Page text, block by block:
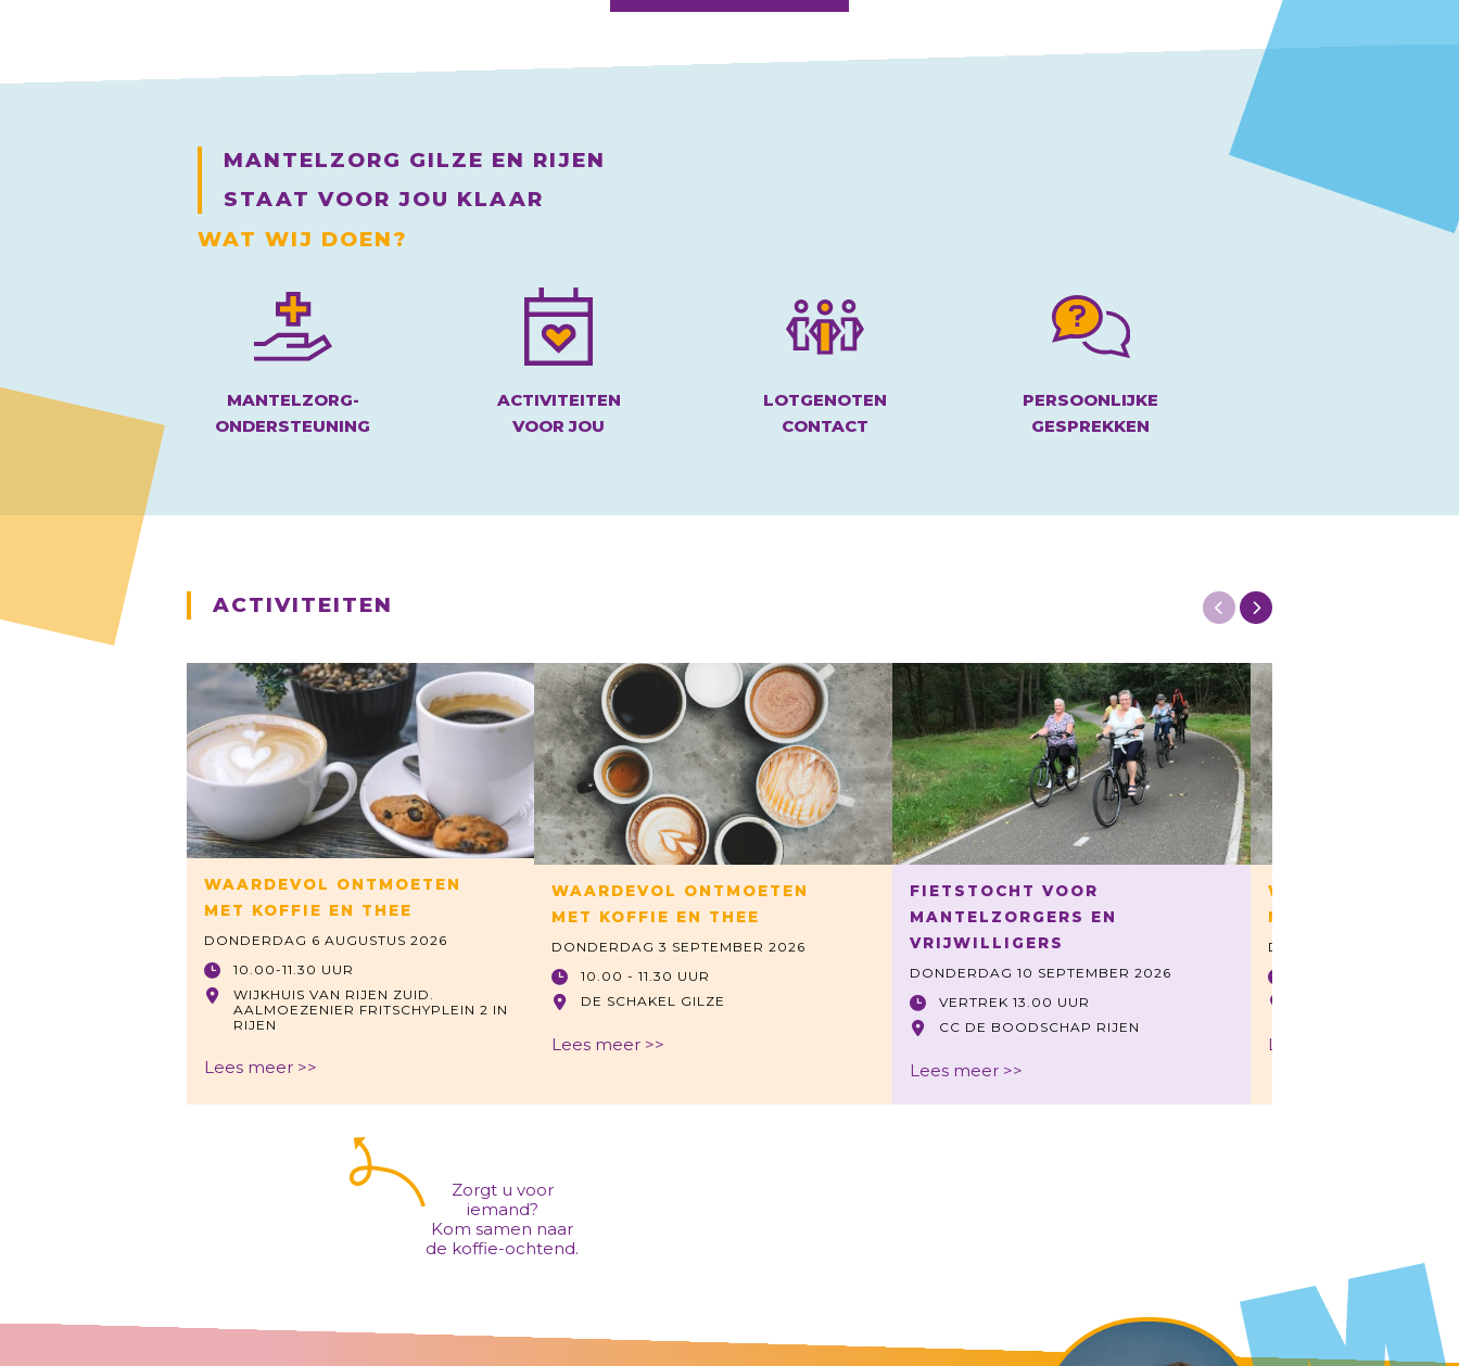
MANTELZORG GILZE EN RIJEN
STAAT VOOR JOU KLAAR
WAT WIJ DOEN?
MANTELZORG-
ONDERSTEUNING
ACTIVITEITEN
VOOR JOU
LOTGENOTEN
CONTACT
PERSOONLIJKE
GESPREKKEN
ACTIVITEITEN
WAARDEVOL ONTMOETEN
MET KOFFIE EN THEE
DONDERDAG 6 AUGUSTUS 2026
10.00-11.30 UUR
WIJKHUIS VAN RIJEN ZUID.
AALMOEZENIER FRITSCHYPLEIN 2 IN
RIJEN
Lees meer >>
WAARDEVOL ONTMOETEN
MET KOFFIE EN THEE
DONDERDAG 3 SEPTEMBER 2026
10.00 - 11.30 UUR
DE SCHAKEL GILZE
Lees meer >>
FIETSTOCHT VOOR
MANTELZORGERS EN
VRIJWILLIGERS
DONDERDAG 10 SEPTEMBER 2026
VERTREK 13.00 UUR
CC DE BOODSCHAP RIJEN
Lees meer >>
WAARDEVOL
MET KOFFIE EN
DONDERDAG 17
Lees meer >>
Zorgt u voor
iemand?
Kom samen naar
de koffie-ochtend.